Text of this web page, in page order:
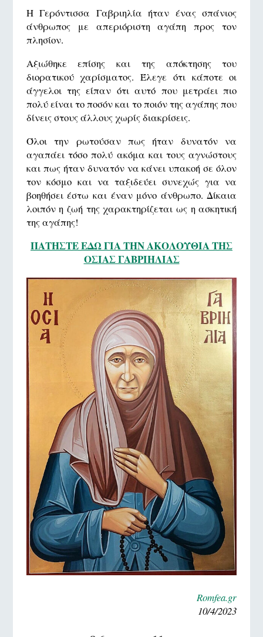
Η Γερόντισσα Γαβριηλία ήταν ένας σπάνιος
άνθρωπος με απεριόριστη αγάπη προς τον
πλησίον.
Αξιώθηκε επίσης και της απόκτησης του
διορατικού χαρίσματος. Έλεγε ότι κάποτε οι
άγγελοι της είπαν ότι αυτό που μετράει πιο
πολύ είναι το ποσόν και το ποιόν της αγάπης που
δίνεις στους άλλους χωρίς διακρίσεις.
Όλοι την ρωτούσαν πως ήταν δυνατόν να
αγαπάει τόσο πολύ ακόμα και τους αγνώστους
και πως ήταν δυνατόν να κάνει υπακοή σε όλον
τον κόσμο και να ταξιδεύει συνεχώς για να
βοηθήσει έστω και έναν μόνο άνθρωπο. Δίκαια
λοιπόν η ζωή της χαρακτηρίζεται ως η ασκητική
της αγάπης!
ΠΑΤΗΣΤΕ ΕΔΩ ΓΙΑ ΤΗΝ ΑΚΟΛΟΥΘΙΑ ΤΗΣ
ΟΣΙΑΣ ΓΑΒΡΙΗΛΙΑΣ
Romfea.gr
10/4/2023